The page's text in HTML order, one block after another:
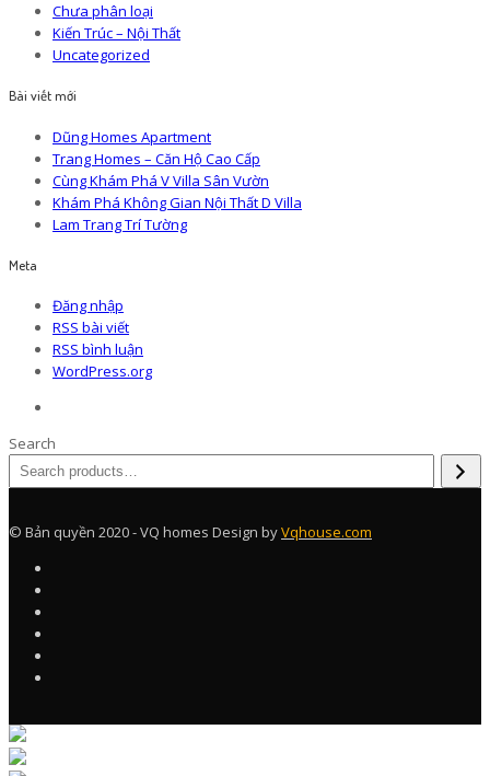
Chưa phân loại
Kiến Trúc – Nội Thất
Uncategorized
Bài viết mới
Dũng Homes Apartment
Trang Homes – Căn Hộ Cao Cấp
Cùng Khám Phá V Villa Sân Vườn
Khám Phá Không Gian Nội Thất D Villa
Lam Trang Trí Tường
Meta
Đăng nhập
RSS bài viết
RSS bình luận
WordPress.org
Search
© Bản quyền 2020 - VQ homes Design byVqhouse.com